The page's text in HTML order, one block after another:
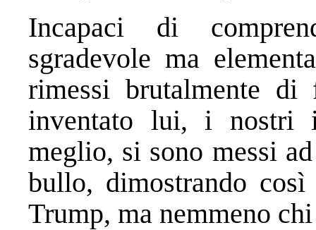
Incapaci di
sgradevole ma
rimessi brutalmente
inventato lui, i nostri
meglio, si sono messi
bullo, dimostrando
Trump, ma nemmeno